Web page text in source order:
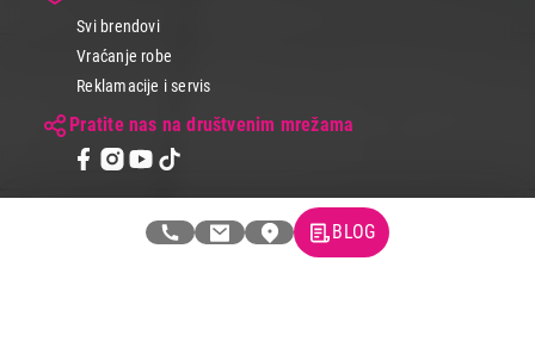
Svi brendovi
Vraćanje robe
Reklamacije i servis
Pratite nas na društvenim mrežama
© 2026 Tehnomedia centar d.o.o.
BLOG